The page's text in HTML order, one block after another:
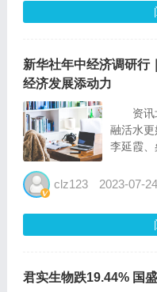
新华社年中经济调研行
经济发展添动力
资讯北
融活水
李延霞
司的生产
外...
clz123 2023-07-24
君实生物跌19.44% 国